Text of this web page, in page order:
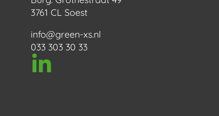
3761 CL Soest
info@green-xs.nl
033 303 30 33